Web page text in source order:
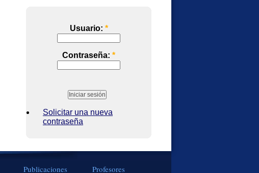
Usuario: *
Contraseña: *
Solicitar una nueva
contraseña
Publicaciones Profesores